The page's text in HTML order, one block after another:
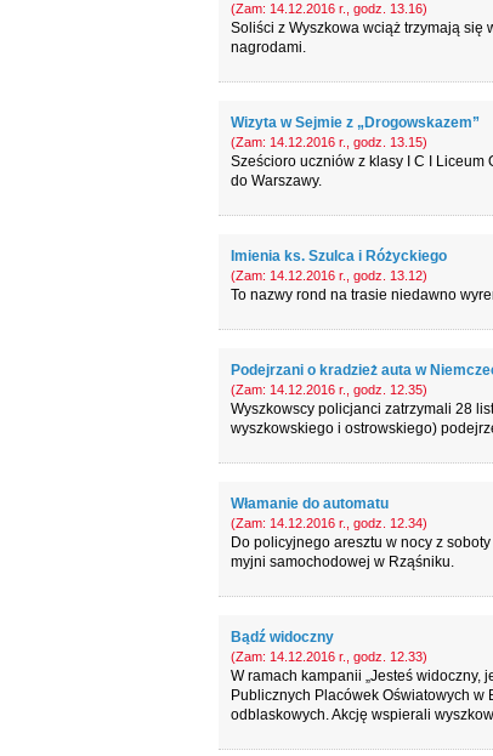
(Zam: 14.12.2016 r., godz. 13.16)
Soliści z Wyszkowa wciąż trzymają się
nagrodami.
Wizyta w Sejmie z „Drogowskazem”
(Zam: 14.12.2016 r., godz. 13.15)
Sześcioro uczniów z klasy I C I Liceum
do Warszawy.
Imienia ks. Szulca i Różyckiego
(Zam: 14.12.2016 r., godz. 13.12)
To nazwy rond na trasie niedawno
Podejrzani o kradzież auta w
(Zam: 14.12.2016 r., godz. 12.35)
Wyszkowscy policjanci zatrzymali 28
wyszkowskiego i ostrowskiego)
Włamanie do automatu
(Zam: 14.12.2016 r., godz. 12.34)
Do policyjnego aresztu w nocy z
myjni samochodowej w Rząśniku.
Bądź widoczny
(Zam: 14.12.2016 r., godz. 12.33)
W ramach kampanii „Jesteś widoczny,
Publicznych Placówek Oświatowych w
odblaskowych. Akcję wspierali